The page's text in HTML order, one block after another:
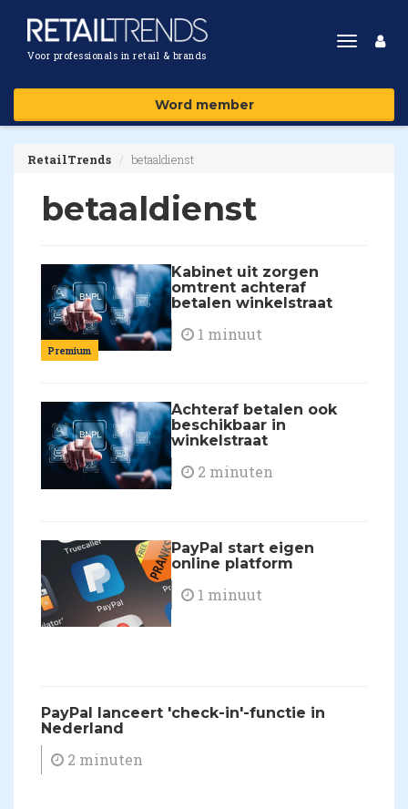
Voor professionals in retail & brands
Toggle
Word member
RetailTrends betaaldienst
betaaldienst
Premium
Kabinet uit zorgen
omtrent achteraf
betalen winkelstraat
1 minuut
Achteraf betalen ook
beschikbaar in
winkelstraat
2 minuten
PayPal start eigen
online platform
1 minuut
PayPal lanceert 'check-in'-functie in
Nederland
2 minuten